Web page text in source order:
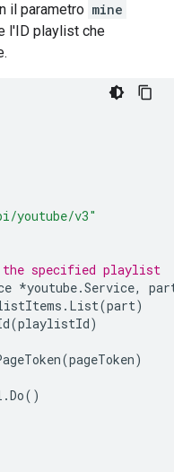
il parametro mine
l'ID playlist che
youtube/v3"
specified playlist
*youtube.Service,
. List(part)
(playlistId)
(pageToken)
.Do()